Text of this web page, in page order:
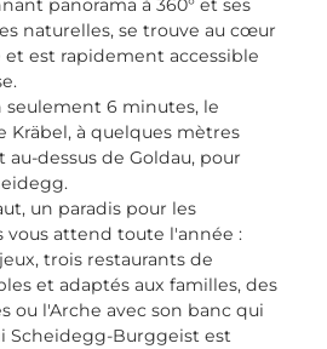
panorama à 360° et ses
naturelles, se trouve au cœur
et est rapidement accessible
seulement 6 minutes, le
à quelques mètres
dessus de Goldau, pour
un paradis pour les
vous attend toute l'année :
trois restaurants de
et adaptés aux familles, des
ou l'Arche avec son banc qui
Scheidegg-Burggeist est